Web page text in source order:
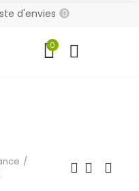
d'envies 0
0